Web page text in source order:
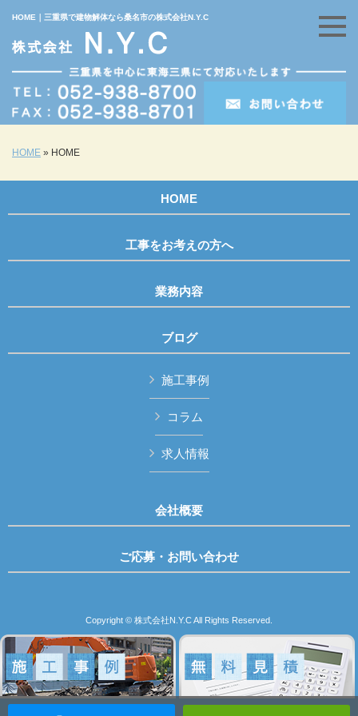
HOME｜三重県で建物解体なら桑名市の株式会社N.Y.C
HOME » HOME
HOME
工事をお考えの方へ
業務内容
ブログ
施工事例
コラム
求人情報
会社概要
ご応募・お問い合わせ
Copyright © 株式会社N.Y.C All Rights Reserved.